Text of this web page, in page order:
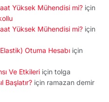
Yüksek Mühendisi mi? için
Yüksek Mühendisi mi? için
Otuma Hesabı için
Ve Etkileri için tolga
Başlatır? için ramazan demir